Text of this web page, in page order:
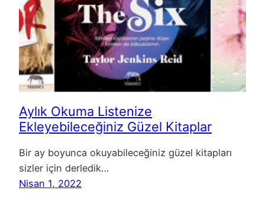
Aylık Okuma Listenize
Ekleyebileceğiniz Güzel Kitaplar
Bir ay boyunca okuyabileceğiniz güzel kitapları
sizler için derledik…
Nisan 1, 2022